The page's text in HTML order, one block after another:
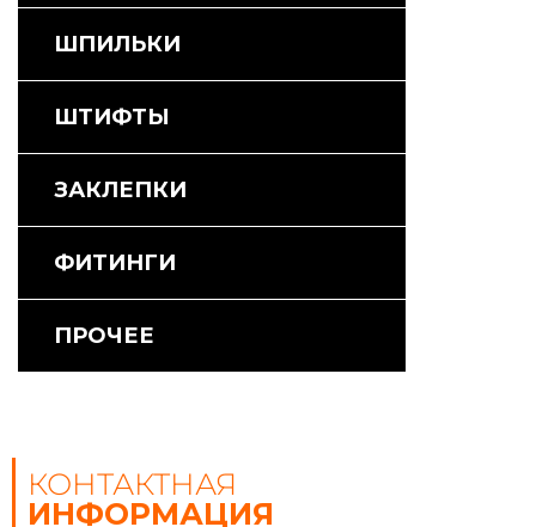
ШПИЛЬКИ
ШТИФТЫ
ЗАКЛЕПКИ
ФИТИНГИ
ПРОЧЕЕ
КОНТАКТНАЯ
ИНФОРМАЦИЯ